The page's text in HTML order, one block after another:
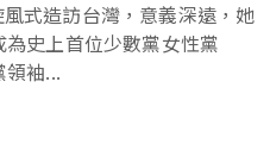
式造訪台灣，意義深遠，她
史上首位少數黨女性黨
袖...